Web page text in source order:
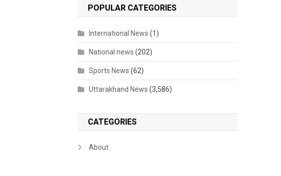
POPULAR CATEGORIES
International News (1)
National news (202)
Sports News (62)
Uttarakhand News (3,586)
CATEGORIES
About